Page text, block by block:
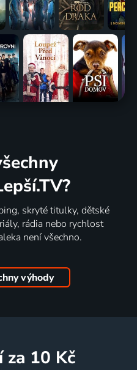
skryté titulky, dětské
rádia nebo rychlost
není všechno.
výhody
za 10 Kč